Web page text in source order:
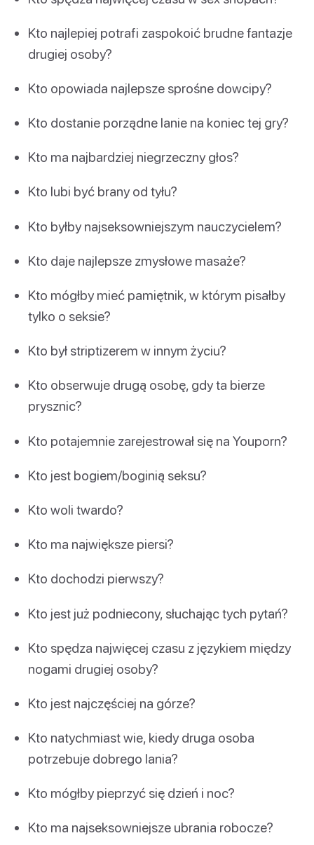
Kto najlepiej potrafi zaspokoić brudne fantazje
drugiej osoby?
Kto opowiada najlepsze sprośne dowcipy?
Kto dostanie porządne lanie na koniec tej gry?
Kto ma najbardziej niegrzeczny głos?
Kto lubi być brany od tyłu?
Kto byłby najseksowniejszym nauczycielem?
Kto daje najlepsze zmysłowe masaże?
Kto mógłby mieć pamiętnik, w którym pisałby
tylko o seksie?
Kto był striptizerem w innym życiu?
Kto obserwuje drugą osobę, gdy ta bierze
prysznic?
Kto potajemnie zarejestrował się na Youporn?
Kto jest bogiem/boginią seksu?
Kto woli twardo?
Kto ma największe piersi?
Kto dochodzi pierwszy?
Kto jest już podniecony, słuchając tych pytań?
Kto spędza najwięcej czasu z językiem między
nogami drugiej osoby?
Kto jest najczęściej na górze?
Kto natychmiast wie, kiedy druga osoba
potrzebuje dobrego lania?
Kto mógłby pieprzyć się dzień i noc?
Kto ma najseksowniejsze ubrania robocze?